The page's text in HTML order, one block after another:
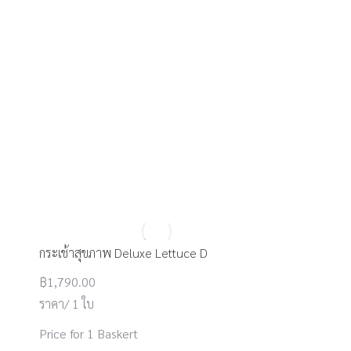
กระเช้าสุขภาพ Deluxe Lettuce D
฿1,790.00
ราคา/ 1 ใบ
Price for 1 Baskert